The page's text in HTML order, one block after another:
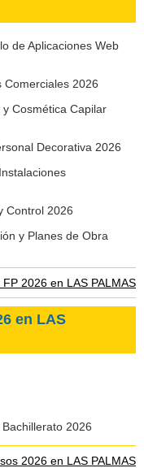
de Aplicaciones Web
Comerciales 2026
Cosmética Capilar
Decorativa 2026
Control 2026
y Planes de Obra
FP 2026 en LAS PALMAS
en LAS
2026
2026 en LAS PALMAS